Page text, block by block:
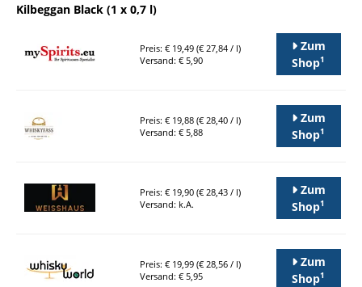
Kilbeggan Black (1 x 0,7 l)
Preis: € 19,49 (€ 27,84 / l)
Versand: € 5,90
Zum
Shop1
Preis: € 19,88 (€ 28,40 / l)
Versand: € 5,88
Zum
Shop1
Preis: € 19,90 (€ 28,43 / l)
Versand: k.A.
Zum
Shop1
Preis: € 19,99 (€ 28,56 / l)
Versand: € 5,95
Zum
Shop1